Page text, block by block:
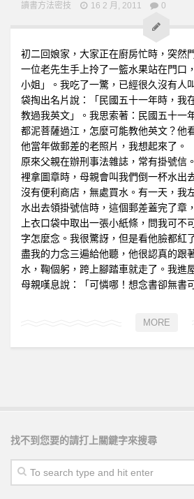
讀書方法密技 16 2 月, 2011 0
初二回娘家，大家正在廚房忙時，突然
一位老先生手上拎了一籃水果站在門口
小姐」。我吃了一驚，已經很久沒有人
袋掏出名片說：「民國五十一年時，我
教過我英文」。我思索著：民國五十一
都泥菩薩過江，怎麼可能教他英文？他
他當年做郵差的老照片，我想起來了。
原來父親在辦刑事法雜誌，常有掛號信
裡拿圖章時，母親會叫我們倒一杯水出
沒有便利商店，無處買水。有一天，我
水出去領掛號信時，這個郵差蓋完了章
上衣口袋中取出一張小紙條，問我可不
字怎麼念。我很驚訝，但是看他臉都紅
盡我的力念三遍給他聽，他很認真的跟
水，鞠個躬，跨上腳踏車就走了。我進
母親嘆息說：「可憐哪！想念書卻無書
MORE
找不到您要的請打上關鍵字來搜尋